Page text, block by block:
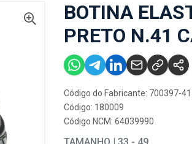
BOTINA
PRETO N.41
Código do Fabricante: 700397-41
Código: 180009
Código NCM: 64039990